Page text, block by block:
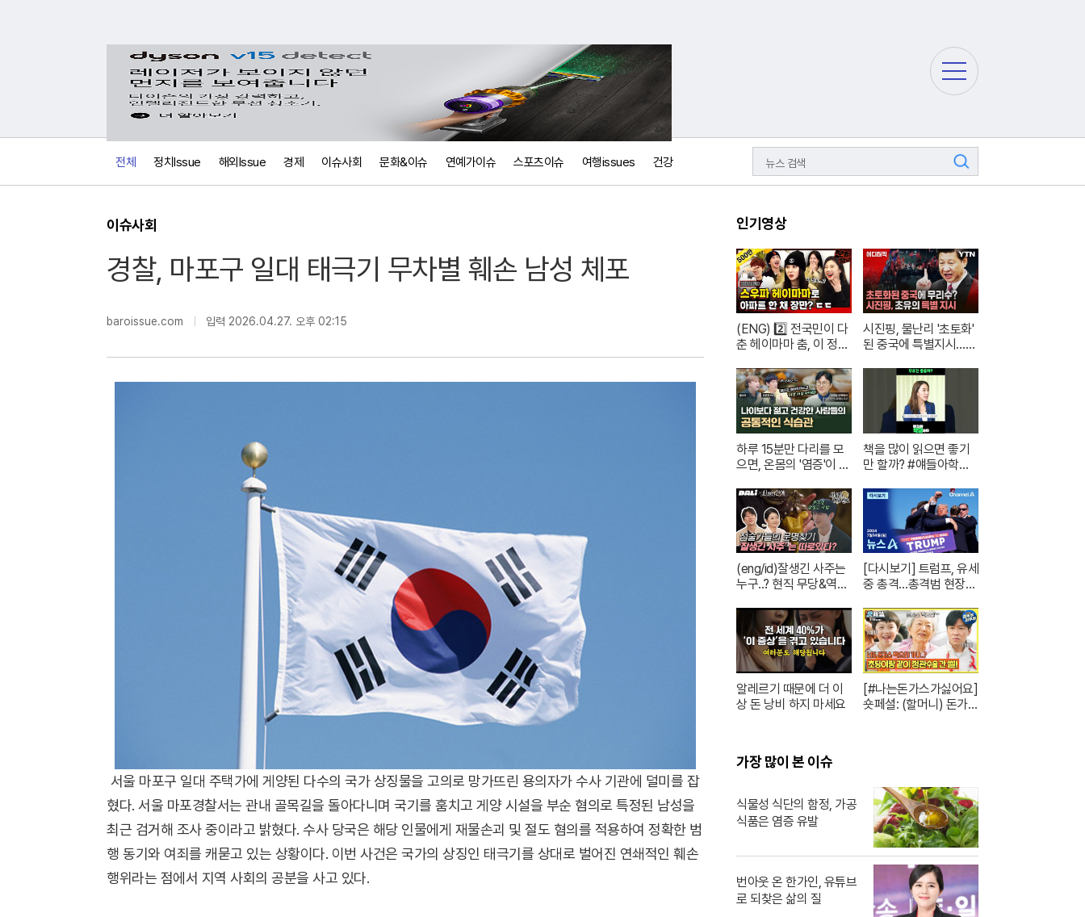
검
색
주
요
스
메
뉴
펼
전체 정치Issue 해외Issue 경제 이슈사회 문화&이슈 연예가이슈 스포츠이슈 여행issues 건강
이슈사회
경찰, 마포구 일대 태극기 무차별 훼손 남성 체포
baroissue.com 입력 2026.04.27. 오후 02:15
서울 마포구 일대 주택가에 게양된 다수의 국가 상징물을 고의로 망가뜨린 용의자가 수사 기관에 덜미를 잡
혔다. 서울 마포경찰서는 관내 골목길을 돌아다니며 국기를 훔치고 게양 시설을 부순 혐의로 특정된 남성을
최근 검거해 조사 중이라고 밝혔다. 수사 당국은 해당 인물에게 재물손괴 및 절도 혐의를 적용하여 정확한 범
행 동기와 여죄를 캐묻고 있는 상황이다. 이번 사건은 국가의 상징인 태극기를 상대로 벌어진 연쇄적인 훼손
행위라는 점에서 지역 사회의 공분을 사고 있다.
인기영상
(ENG) 2️⃣ 전국민이 다
춘 헤이마마 춤, 이 정도
트 한 채는 마련하셨겠
지? (순수한 궁금증) /
[문명특급 EP.222-2]
시진핑, 물난리 '초토화'
된 중국에 특별지시…여
재난방송은 YTN
하루 15분만 다리를 모
으면, 온몸의 '염증'이 사
재걸 X 줄리안 X 이주호
기자 [백년의 아침 1화 F
ULL]
책을 많이 읽으면 좋기
만 할까? #얘들아학교
로운초등생활
(eng/id)잘생긴 사주는
누구..? 현직 무당&역술
터리! | 신들린 비하인드
EP.01
[다시보기] 트럼프, 유세
중 총격…총격범 현장
일 뉴스A
알레르기 때문에 더 이
상 돈 낭비 하지 마세요
[#나는돈가스가싫어요]
숏페셜: (할머니) 돈가스
가장 많이 본 이슈
식물성 식단의 함정, 가공
식품은 염증 유발
번아웃 온 한가인, 유튜브
로 되찾은 삶의 질